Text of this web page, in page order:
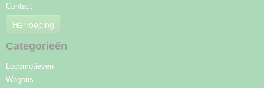
Contact
Herroeping
Categorieën
Locomotieven
Wagons